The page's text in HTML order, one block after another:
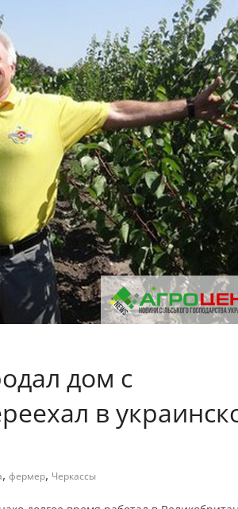
дом с
в
, фермер, Черкассы